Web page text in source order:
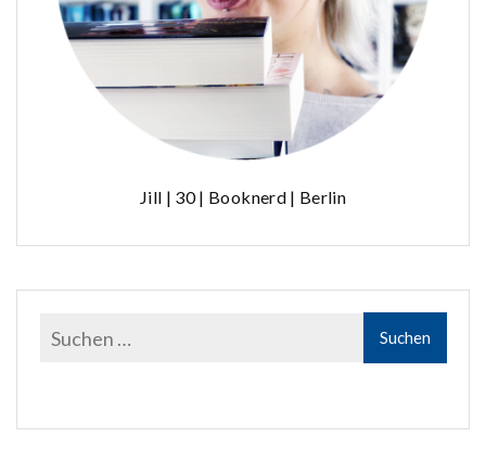
Jill | 30 | Booknerd | Berlin